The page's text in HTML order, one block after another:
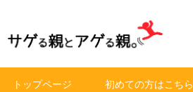
トップページ 初めての方はこちら